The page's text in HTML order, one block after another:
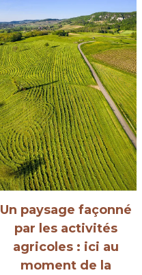
Un paysage façonné
par les activités
agricoles : ici au
moment de la